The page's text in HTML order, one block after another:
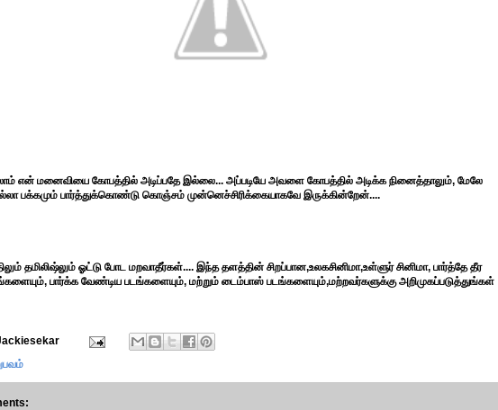
என் மனைவியை கோபத்தில் அடிப்பதே இல்லை... அப்படியே அவளை கோபத்தில் அடிக்க நினைத்தாலும், மேலே
பக்கமும் பார்த்துக்கொண்டு கொஞ்சம் முன்னெச்சிரிக்கையாகவே இருக்கின்றேன்....
தமிலிஷ்லும் ஓட்டு போட மறவாதீர்கள்.... இந்த தளத்தின் சிறப்பான,உலகசினிமா,உள்ளுர் சினிமா, பார்த்தே தீர
பார்க்க வேண்டிய படங்களையும், மற்றும் டைம்பாஸ் படங்களையும்,மற்றவர்களுக்கு அறிமுகப்படுத்துங்கள்